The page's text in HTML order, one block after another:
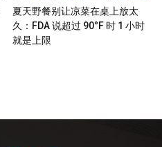
夏天野餐别让凉菜在桌上放太
久：FDA 说超过 90°F 时 1 小时
就是上限